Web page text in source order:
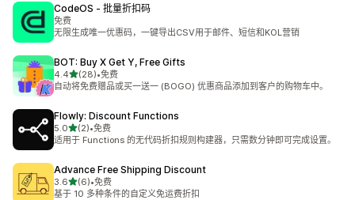
CodeOS ‑ 批量折扣码
免费
无限生成唯一优惠码，一键导出CSV用于邮件、短信和KOL营销
BOT: Buy X Get Y, Free Gifts
4.4星（满分 5 星）
(28)
总共 28 条评论
•免费
自动将免费赠品或买一送一 (BOGO) 优惠商品添加到客户的购物车中。
Flowly: Discount Functions
5.0星（满分 5 星）
(2)
总共 2 条评论
•免费
适用于 Functions 的无代码折扣规则构建器，只需数分钟即可完成设置。
Advance Free Shipping Discount
3.6星（满分 5 星）
(6)
总共 6 条评论
•免费
基于 10 多种条件的自定义免运费折扣